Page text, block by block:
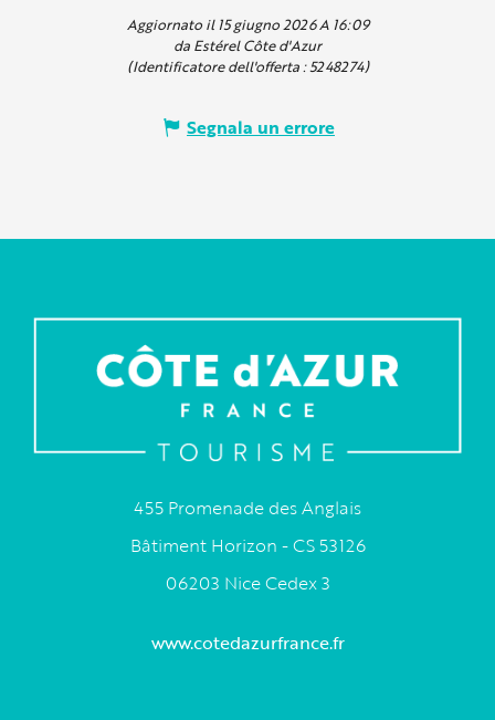
Aggiornato il 15 giugno 2026 A 16:09
da Estérel Côte d'Azur
(Identificatore dell'offerta :5248274)
Segnala un errore
455 Promenade des Anglais
Bâtiment Horizon - CS 53126
06203 Nice Cedex 3
www.cotedazurfrance.fr